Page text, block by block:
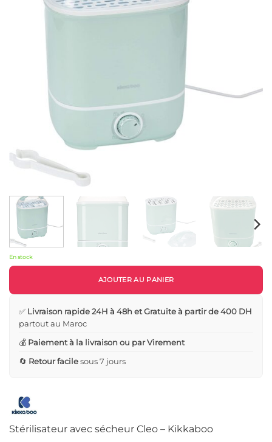
Stérilisateur avec sécheur Cleo – Kikkaboo
En stock
AJOUTER AU PANIER
✅ Livraison rapide 24H à 48h et Gratuite à partir de 400 DH
partout au Maroc
💰 Paiement à la livraison ou par Virement
🔄 Retour facilesous 7 jours